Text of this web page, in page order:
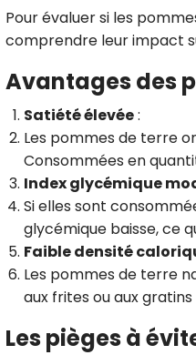
Pour évaluer si les
comprendre leur impact
Avantages des
Satiété élevée:
Les pommes de terre
Consommées en
Index glycémique
Si elles sont
glycémique baisse, ce
Faible densité
Les pommes de terre
aux frites ou aux
Les pièges à